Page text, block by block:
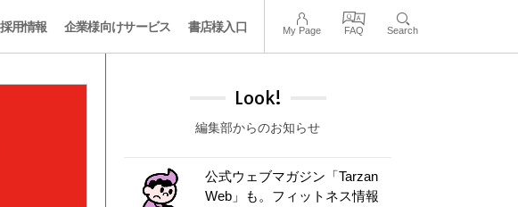
採用情報 企業様向けサービス 書店様入口 My Page FAQ Search
Look!
編集部からのお知らせ
公式ウェブマガジン「Tarzan
Web」も。フィットネス情報